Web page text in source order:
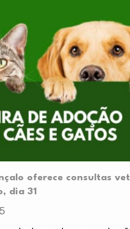
oferece consultas
dia 31